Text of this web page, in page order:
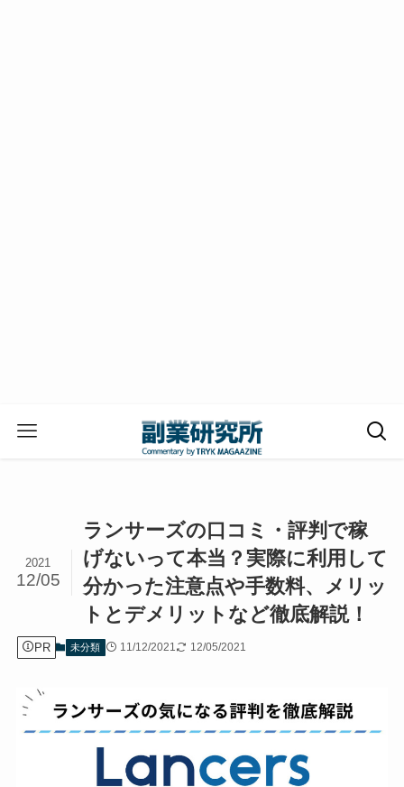
ランサーズの口コミ・評判で稼
げないって本当？実際に利用して
分かった注意点や手数料、メリッ
トとデメリットなど徹底解説！
2021
12/05
PR 未分類 11/12/2021 12/05/2021